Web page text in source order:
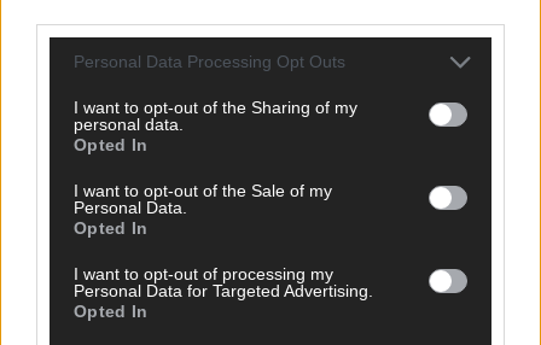
Personal Data Processing Opt Outs
I want to opt-out of the Sharing of my
personal data.
Opted In
I want to opt-out of the Sale of my
Personal Data.
Opted In
I want to opt-out of processing my
Personal Data for Targeted Advertising.
Opted In
KOMMENTAR
Eurovision 2026: Der große Finale-Check – alle 25 Acts und
Mai 2026
EUROVISION
Von Lugano bis Wien: Wie der ESC in 70 Jahren sein
Abstimmungssystem immer wieder neu erfunden hat
Mai 2026